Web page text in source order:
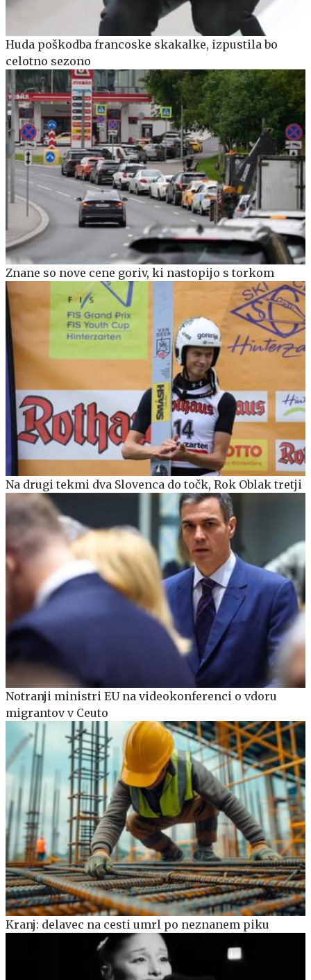
Huda poškodba francoske skakalke, izpustila bo
celotno sezono
Znane so nove cene goriv, ki nastopijo s torkom
Na drugi tekmi dva Slovenca do točk, Rok Oblak tretji
Notranji ministri EU na videokonferenci o vdoru
migrantov v Ceuto
Kranj: delavec na cesti umrl po neznanem piku